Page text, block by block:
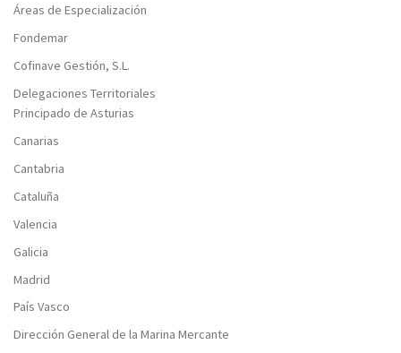
Áreas de Especialización
Fondemar
Cofinave Gestión, S.L.
Delegaciones Territoriales
Principado de Asturias
Canarias
Cantabria
Cataluña
Valencia
Galicia
Madrid
País Vasco
Dirección General de la Marina Mercante